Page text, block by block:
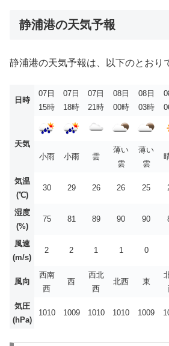
静浦港の天気予報
静浦港の天気予報は、以下のとおり
日時
07日
15時
07日
18時
07日
21時
08日
00時
08日
03時
天気
小雨
小雨 雲
薄い
雲
薄い
雲
気温
(℃)
30 29 26 26 25
湿度
(%)
75 81 89 90 90
風速
(m/s)
2 2 1 1 0
風向
西南
西
西
西北
西
北西 東
気圧
(hPa)
1010 1009 1010 1010 1009